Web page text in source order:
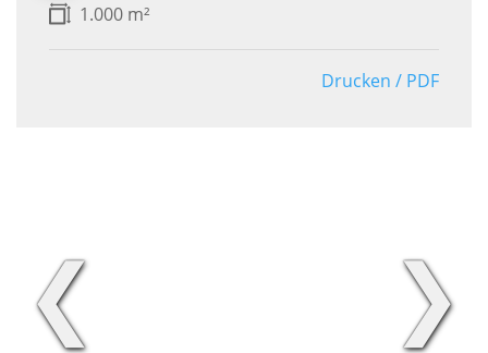
1.000 m²
Drucken / PDF
❮ ❯